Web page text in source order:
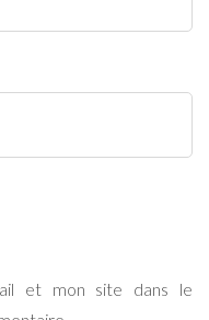
et mon site dans le